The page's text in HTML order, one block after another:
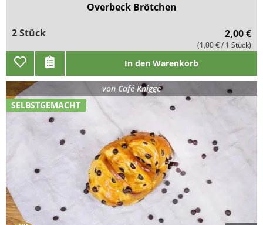
Overbeck Brötchen
2 Stück
2,00 €
(1,00 € / 1 Stück)
In den Warenkorb
SELBSTGEMACHT
von Café Knigge